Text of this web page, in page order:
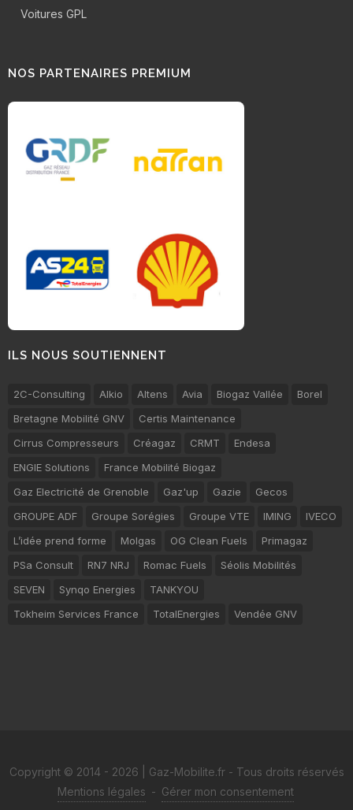
Voitures GPL
NOS PARTENAIRES PREMIUM
ILS NOUS SOUTIENNENT
2C-Consulting Alkio Altens Avia Biogaz Vallée
Borel
Bretagne Mobilité GNV
Certis Maintenance
Cirrus Compresseurs
Créagaz CRMT
Endesa
ENGIE Solutions
France Mobilité Biogaz
Gaz Electricité de Grenoble
Gaz'up Gazie
Gecos
GROUPE ADF
Groupe Sorégies Groupe VTE IMING
IVECO
L’idée prend forme
Molgas OG Clean Fuels
Primagaz
PSa Consult
RN7 NRJ Romac Fuels
Séolis Mobilités
SEVEN
Synqo Energies
TANKYOU
Tokheim Services France
TotalEnergies Vendée GNV
Copyright © 2014 - 2026 | Gaz-Mobilite.fr - Tous droits réservés
Mentions légales - Gérer mon consentement